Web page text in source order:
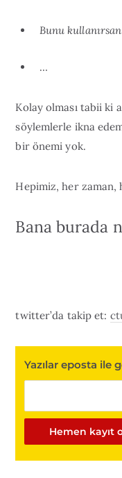
Bunu
…
Kolay olması tabii ki
söylemlerle ikna
bir önemi yok.
Hepimiz, her zaman,
Bana burada
twitter’da takip et:
Yazılar eposta ile